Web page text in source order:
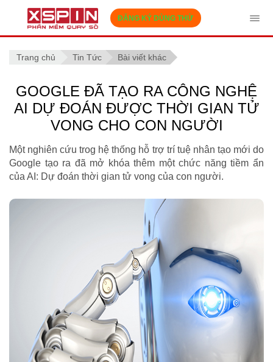
ĐĂNG KÝ DÙNG THỬ
Trang chủ Tin Tức Bài viết khác
GOOGLE ĐÃ TẠO RA CÔNG NGHỆ
AI DỰ ĐOÁN ĐƯỢC THỜI GIAN TỬ
VONG CHO CON NGƯỜI
Một nghiên cứu trog hệ thống hỗ trợ trí tuệ nhân tạo mới do
Google tạo ra đã mở khóa thêm một chức năng tiềm ẩn
của AI: Dự đoán thời gian tử vong của con người.